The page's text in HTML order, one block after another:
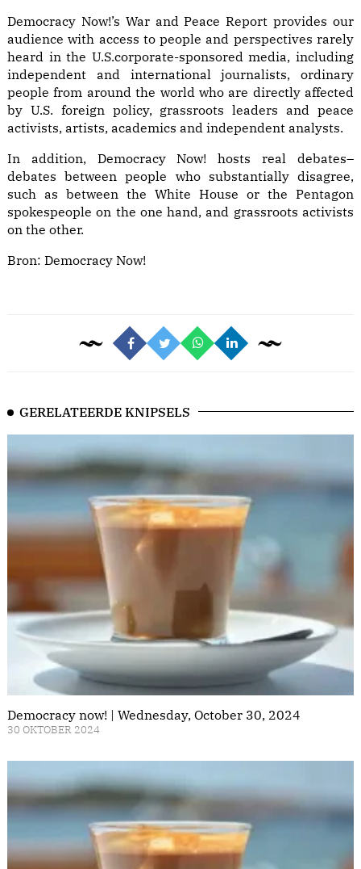
Democracy Now!’s War and Peace Report provides our
audience with access to people and perspectives rarely
heard in the U.S.corporate-sponsored media, including
independent and international journalists, ordinary
people from around the world who are directly affected
by U.S. foreign policy, grassroots leaders and peace
activists, artists, academics and independent analysts.
In addition, Democracy Now! hosts real debates–
debates between people who substantially disagree,
such as between the White House or the Pentagon
spokespeople on the one hand, and grassroots activists
on the other.
Bron: Democracy Now!
GERELATEERDE KNIPSELS
Democracy now! | Wednesday, October 30, 2024
30 OKTOBER 2024